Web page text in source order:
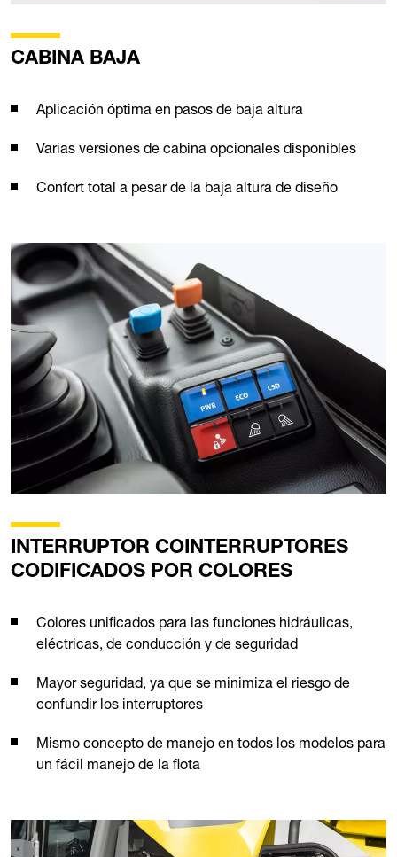
CABINA BAJA
Aplicación óptima en pasos de baja altura
Varias versiones de cabina opcionales disponibles
Confort total a pesar de la baja altura de diseño
INTERRUPTOR COINTERRUPTORES
CODIFICADOS POR COLORES
Colores unificados para las funciones hidráulicas,
eléctricas, de conducción y de seguridad
Mayor seguridad, ya que se minimiza el riesgo de
confundir los interruptores
Mismo concepto de manejo en todos los modelos para
un fácil manejo de la flota